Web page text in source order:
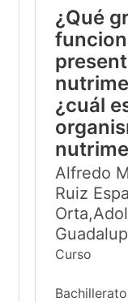
¿Qué
¿cuál
Alfredo
Ruiz
Curso
Bachillerato